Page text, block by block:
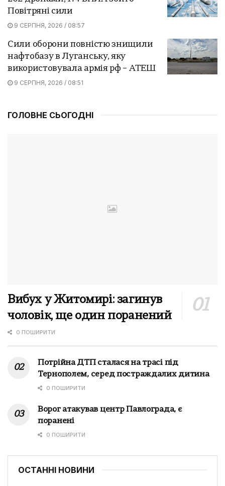
Повітряні сили
9 СЕРПНЯ, 2026 / 08:57
Сили оборони повністю знищили
нафтобазу в Луганську, яку
використовувала армія рф – АТЕШ
9 СЕРПНЯ, 2026 / 08:51
ГОЛОВНЕ СЬОГОДНІ
Вибух у Житомирі: загинув
чоловік, ще один поранений
0 ПОШИРИТИ
Потрійна ДТП сталася на трасі під
Тернополем, серед постраждалих дитина
0 ПОШИРИТИ
Ворог атакував центр Павлограда, є
поранені
0 ПОШИРИТИ
ОСТАННІ НОВИНИ